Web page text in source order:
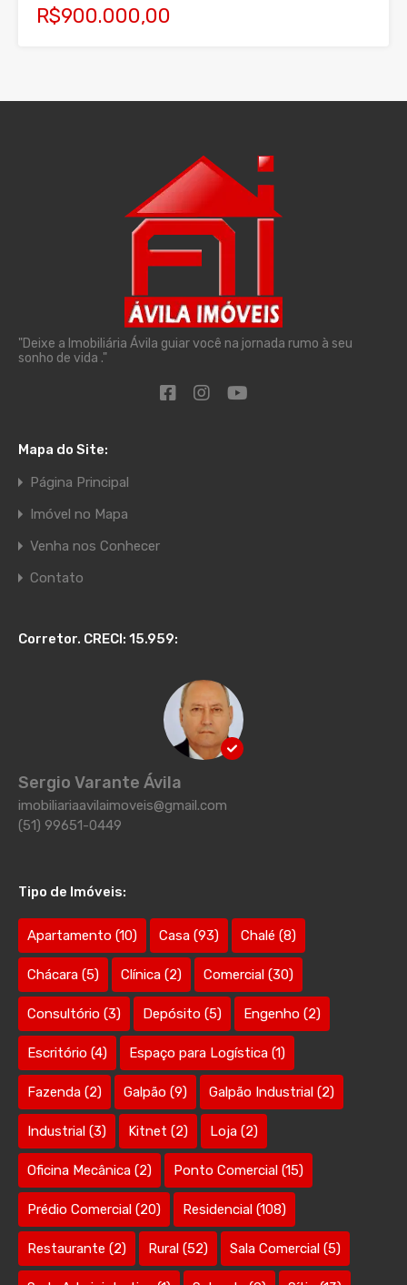
R$900.000,00
"Deixe a Imobiliária Ávila guiar você na jornada rumo à seu
sonho de vida ."
Mapa do Site:
Página Principal
Imóvel no Mapa
Venha nos Conhecer
Contato
Corretor. CRECI: 15.959:
Sergio Varante Ávila
imobiliariaavilaimoveis@gmail.com
(51) 99651-0449
Tipo de Imóveis:
Apartamento (10) Casa (93) Chalé (8)
Chácara (5) Clínica (2) Comercial (30)
Consultório (3) Depósito (5) Engenho (2)
Escritório (4) Espaço para Logística (1)
Fazenda (2) Galpão (9) Galpão Industrial (2)
Industrial (3) Kitnet (2) Loja (2)
Oficina Mecânica (2) Ponto Comercial (15)
Prédio Comercial (20) Residencial (108)
Restaurante (2) Rural (52) Sala Comercial (5)